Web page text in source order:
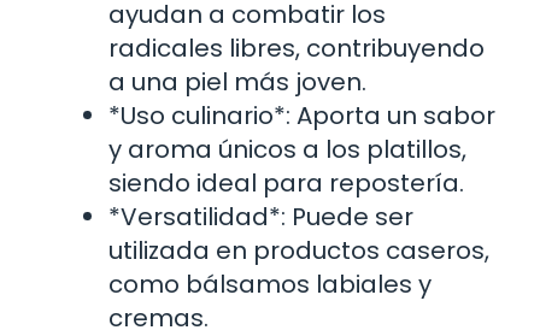
ayudan a combatir los
radicales libres, contribuyendo
a una piel más joven.
*Uso culinario*: Aporta un sabor
y aroma únicos a los platillos,
siendo ideal para repostería.
*Versatilidad*: Puede ser
utilizada en productos caseros,
como bálsamos labiales y
cremas.